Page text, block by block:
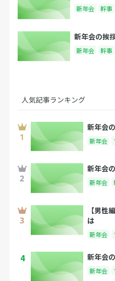
新年会 幹事
新年会の挨
新年会 幹事
人気記事ランキング
新年会
新年会
新年会
新年会
【男性
は
新年会
4 新年会
新年会